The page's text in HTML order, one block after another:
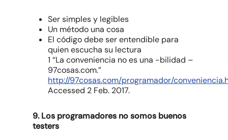
Ser simples y legibles
Un método una cosa
El código debe ser entendible para
quien escucha su lectura
1 “La conveniencia no es una -bilidad –
97cosas.com.”
http://97cosas.com/programador/
Accessed 2 Feb. 2017.
9. Los programadores no somos buenos
testers